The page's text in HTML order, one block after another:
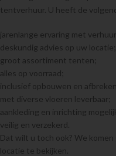
tentverhuur. U heeft de
jarenlange ervaring met
deskundig advies op uw locatie;
groot assortiment tenten;
alles op voorraad;
inclusief opbouwen en
met diverse vloeren leverbaar;
aankleding en inrichting
veilig en verzekerd.
Dat wilt u toch ook? We komen
locatie te bekijken.